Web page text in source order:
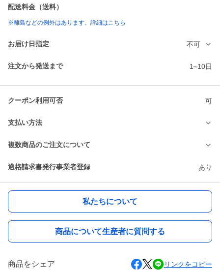
配送料金（送料）
※離島などの例外はあります。詳細はこちら
お届け日指定 不可
注文から発送まで 1~10日
クーポン利用可否 可
支払い方法
複数商品のご注文について
適格請求書発行事業者登録 あり
私たちについて
商品について生産者に質問する
商品をシェア リンクをコピー